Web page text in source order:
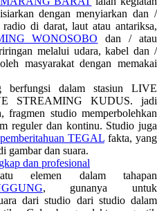
dengan menyiarkan dan /
di darat, laut atau antariksa,
WONOSOBO dan / atau
melalui udara, kabel dan /
masyarakat dengan memakai
berfungsi dalam stasiun LIVE
STREAMING KUDUS. jadi
fragmen studio memperbolehkan
reguler dan kontinu. Studio juga
pemberitahuan TEGALfakta, yang
gambar dan suara.
dan profesional
elemen dalam tahapan
, gunanya untuk
dari studio dari studio dalam